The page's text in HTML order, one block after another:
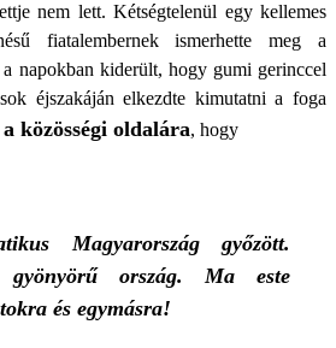
nem lett. Kétségtelenül egy kellemes
fiatalembernek ismerhette meg a
napokban kiderült, hogy gumi gerinccel
éjszakáján elkezdte kimutatni a foga
közösségi oldalára, hogy
Magyarország győzött.
gyönyörű ország. Ma este
és egymásra!